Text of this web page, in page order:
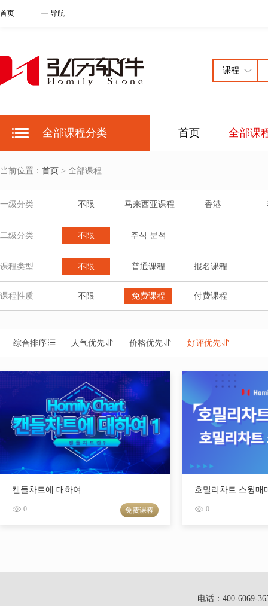
首页 导航
全部课程分类 首页 全部课
当前位置： 首页 > 全部课程
一级分类 不限 马来西亚课程 香港
二级分类 不限 주식 분석
课程类型 不限 普通课程 报名课程
课程性质 不限 免费课程 付费课程
综合排序 人气优先 价格优先 好评优先
캔들차트에 대하여
0 免费课程
호밀리차트 스윙매
0
电话：400-6069-